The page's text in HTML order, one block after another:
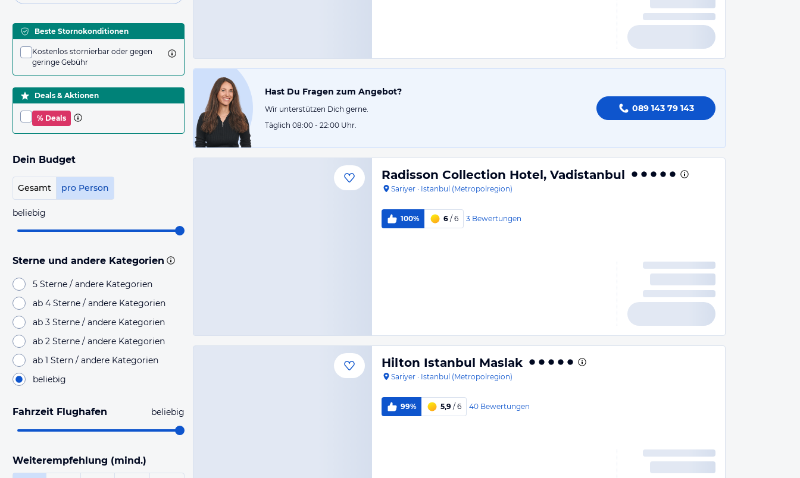
Beste Stornokonditionen
Kostenlos stornierbar oder gegen
geringe Gebühr
Deals & Aktionen
% Deals
Dein Budget
Gesamt pro Person
beliebig
Sterne und andere Kategorien
5 Sterne / andere Kategorien
ab 4 Sterne / andere Kategorien
ab 3 Sterne / andere Kategorien
ab 2 Sterne / andere Kategorien
ab 1 Stern / andere Kategorien
beliebig
Fahrzeit Flughafen beliebig
Weiterempfehlung (mind.)
Hast Du Fragen zum Angebot?
Wir unterstützen Dich gerne.
Täglich 08:00 - 22:00 Uhr.
089 143 79 143
Radisson Collection Hotel, Vadistanbul
Sariyer · Istanbul (Metropolregion)
100% 6 / 6 3 Bewertungen
Hilton Istanbul Maslak
Sariyer · Istanbul (Metropolregion)
99% 5,9 / 6 40 Bewertungen